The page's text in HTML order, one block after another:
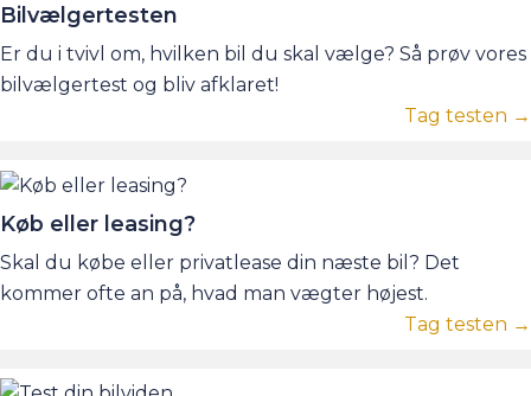
Bilvælgertesten
Er du i tvivl om, hvilken bil du skal vælge? Så prøv vores
bilvælgertest og bliv afklaret!
Tag testen →
Køb eller leasing?
Skal du købe eller privatlease din næste bil? Det
kommer ofte an på, hvad man vægter højest.
Tag testen →